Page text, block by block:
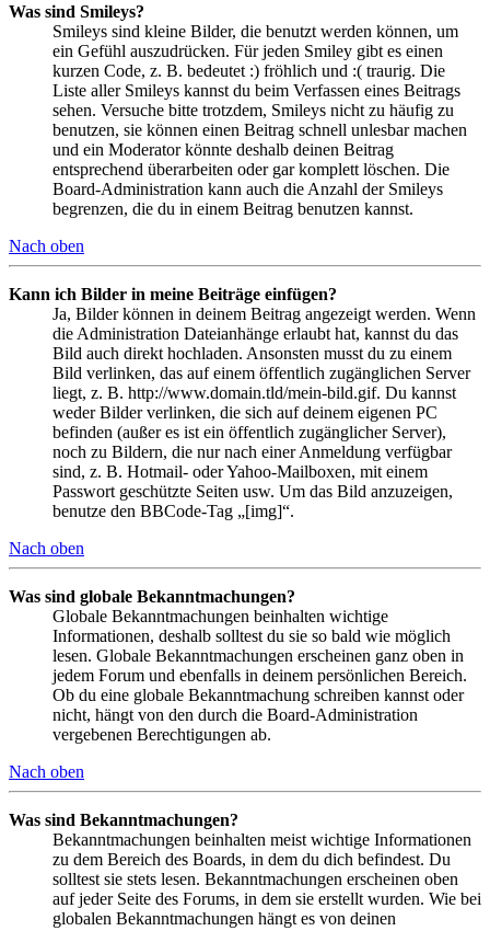
Was sind Smileys?
Smileys sind kleine Bilder, die benutzt werden können, um
ein Gefühl auszudrücken. Für jeden Smiley gibt es einen
kurzen Code, z. B. bedeutet :) fröhlich und :( traurig. Die
Liste aller Smileys kannst du beim Verfassen eines Beitrags
sehen. Versuche bitte trotzdem, Smileys nicht zu häufig zu
benutzen, sie können einen Beitrag schnell unlesbar machen
und ein Moderator könnte deshalb deinen Beitrag
entsprechend überarbeiten oder gar komplett löschen. Die
Board-Administration kann auch die Anzahl der Smileys
begrenzen, die du in einem Beitrag benutzen kannst.
Nach oben
Kann ich Bilder in meine Beiträge einfügen?
Ja, Bilder können in deinem Beitrag angezeigt werden. Wenn
die Administration Dateianhänge erlaubt hat, kannst du das
Bild auch direkt hochladen. Ansonsten musst du zu einem
Bild verlinken, das auf einem öffentlich zugänglichen Server
liegt, z. B. http://www.domain.tld/mein-bild.gif. Du kannst
weder Bilder verlinken, die sich auf deinem eigenen PC
befinden (außer es ist ein öffentlich zugänglicher Server),
noch zu Bildern, die nur nach einer Anmeldung verfügbar
sind, z. B. Hotmail- oder Yahoo-Mailboxen, mit einem
Passwort geschützte Seiten usw. Um das Bild anzuzeigen,
benutze den BBCode-Tag „[img]“.
Nach oben
Was sind globale Bekanntmachungen?
Globale Bekanntmachungen beinhalten wichtige
Informationen, deshalb solltest du sie so bald wie möglich
lesen. Globale Bekanntmachungen erscheinen ganz oben in
jedem Forum und ebenfalls in deinem persönlichen Bereich.
Ob du eine globale Bekanntmachung schreiben kannst oder
nicht, hängt von den durch die Board-Administration
vergebenen Berechtigungen ab.
Nach oben
Was sind Bekanntmachungen?
Bekanntmachungen beinhalten meist wichtige Informationen
zu dem Bereich des Boards, in dem du dich befindest. Du
solltest sie stets lesen. Bekanntmachungen erscheinen oben
auf jeder Seite des Forums, in dem sie erstellt wurden. Wie bei
globalen Bekanntmachungen hängt es von deinen